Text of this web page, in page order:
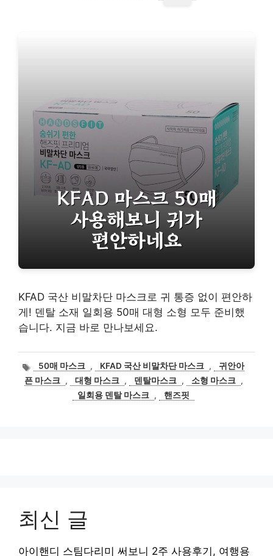
KFAD 국산 비말차단 마스크로 귀 통증 없이 편안하
게! 덴탈 소재 일회용 50매 대형 소형 모두 준비했
습니다. 지금 바로 만나보세요.
태
그
50매 마스크 , KFAD 국산 비말차단 마스크 ,
귀안아
픈 마스크 , 대형 마스크 , 덴탈마스크 , 소형 마스크 ,
일회용 덴탈 마스크 , 핸즈핏
최신 글
아이핸디 스팀다리미 써보니 2주 사용후기, 여행용